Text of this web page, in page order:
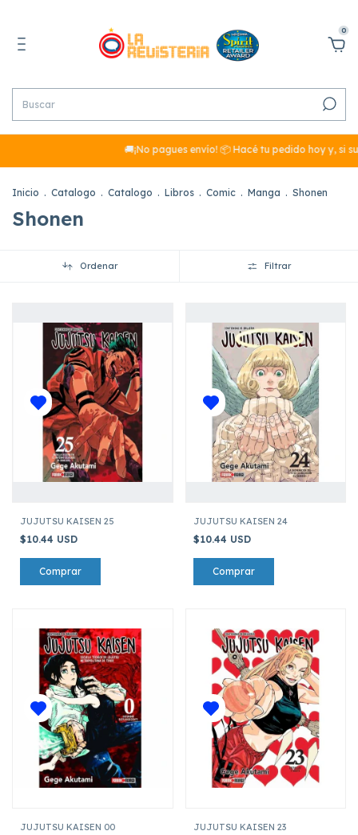
0
🚚¡No pagues envío! 📦 Hacé tu pedido hoy y, si sumás
Inicio . Catalogo . Catalogo . Libros . Comic . Manga . Shonen
Shonen
Ordenar Filtrar
JUJUTSU KAISEN 25
$10.44 USD
JUJUTSU KAISEN 24
$10.44 USD
JUJUTSU KAISEN 00 JUJUTSU KAISEN 23